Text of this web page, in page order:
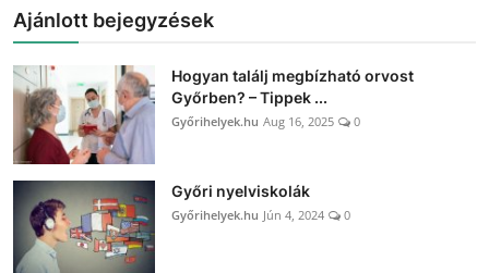
Ajánlott bejegyzések
Hogyan találj megbízható orvost
Győrben? – Tippek ...
Győrihelyek.hu Aug 16, 2025 0
Győri nyelviskolák
Győrihelyek.hu Jún 4, 2024 0